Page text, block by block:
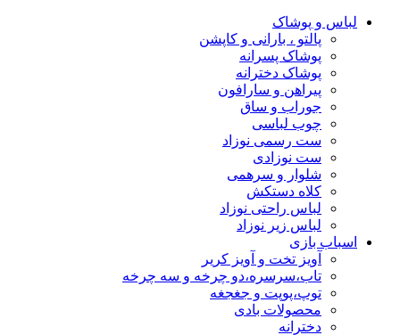
لباس و پوشاک
پالتو ، بارانی و کاپشن
پوشاک پسرانه
پوشاک دخترانه
پیراهن و سارافون
جوراب و ساق
چوب لباسی
ست رسمی نوزاد
ست نوزادی
شلوار و سرهمی
کلاه دستکش
لباس راحتی نوزاد
لباس زیر نوزاد
اسباب بازی
آویز تخت و آویز کریر
تاب،سرسره،دو چرخه و سه چرخه
توپ،پوپت و جغجغه
محصولات بادی
دخترانه